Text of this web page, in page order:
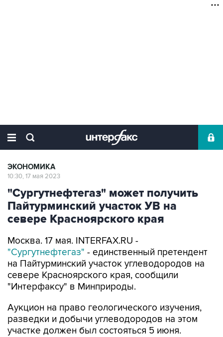
ЭКОНОМИКА
10:30, 17 мая 2023
"Сургутнефтегаз" может получить
Пайтурминский участок УВ на
севере Красноярского края
Москва. 17 мая. INTERFAX.RU -
"Сургутнефтегаз" - единственный претендент
на Пайтурминский участок углеводородов на
севере Красноярского края, сообщили
"Интерфаксу" в Минприроды.
Аукцион на право геологического изучения,
разведки и добычи углеводородов на этом
участке должен был состояться 5 июня.